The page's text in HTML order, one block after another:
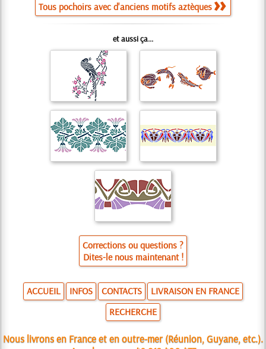
Tous pochoirs avec d'anciens motifs aztèques
et aussi ça...
Corrections ou questions ?
Dites-le nous maintenant !
ACCUEIL INFOS CONTACTS
LIVRAISON EN FRANCE
RECHERCHE
Nous livrons en France et en outre-mer (Réunion, Guyane, etc.).